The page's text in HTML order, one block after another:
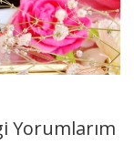
Yorumlarım